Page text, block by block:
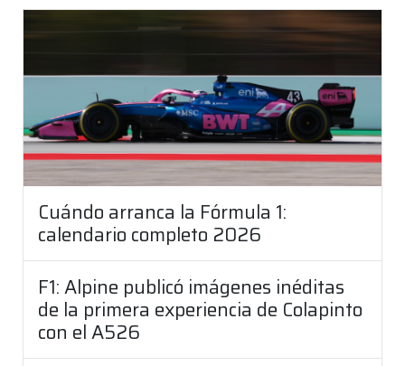
Cuándo arranca la Fórmula 1:
calendario completo 2026
F1: Alpine publicó imágenes inéditas
de la primera experiencia de Colapinto
con el A526